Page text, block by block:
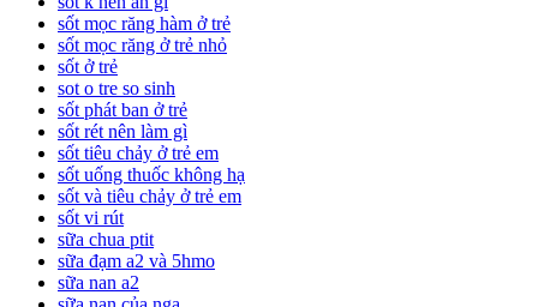
sốt mọc răng hàm ở trẻ
sốt mọc răng ở trẻ nhỏ
sốt ở trẻ
sot o tre so sinh
sốt phát ban ở trẻ
sốt rét nên làm gì
sốt tiêu chảy ở trẻ em
sốt uống thuốc không hạ
sốt và tiêu chảy ở trẻ em
sốt vi rút
sữa chua ptit
sữa đạm a2 và 5hmo
sữa nan a2